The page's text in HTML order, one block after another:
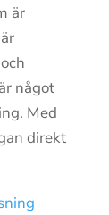
är
något
Med
direkt